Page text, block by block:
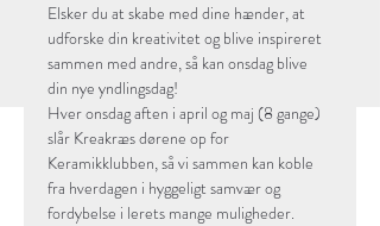
Elsker du at skabe med dine hænder, at
udforske din kreativitet og blive inspireret
sammen med andre, så kan onsdag blive
din nye yndlingsdag!
Hver onsdag aften i april og maj (8 gange)
slår Kreakræs dørene op for
Keramikklubben, så vi sammen kan koble
fra hverdagen i hyggeligt samvær og
fordybelse i lerets mange muligheder.